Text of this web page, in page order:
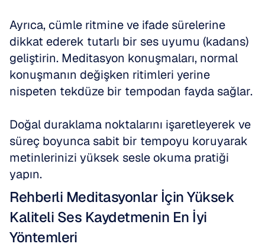
Ayrıca, cümle ritmine ve ifade sürelerine
dikkat ederek tutarlı bir ses uyumu (kadans)
geliştirin. Meditasyon konuşmaları, normal
konuşmanın değişken ritimleri yerine
nispeten tekdüze bir tempodan fayda sağlar.
Doğal duraklama noktalarını işaretleyerek ve
süreç boyunca sabit bir tempoyu koruyarak
metinlerinizi yüksek sesle okuma pratiği
yapın.
Rehberli Meditasyonlar İçin Yüksek
Kaliteli Ses Kaydetmenin En İyi
Yöntemleri